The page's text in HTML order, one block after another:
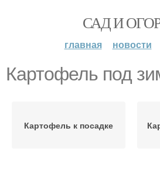
САД И
главная новости
Картофель под
Картофель к посадке